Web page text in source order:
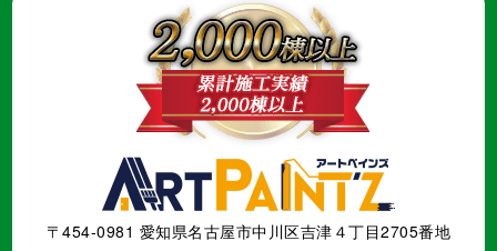
〒454-0981 愛知県名古屋市中川区吉津４丁目2705番地